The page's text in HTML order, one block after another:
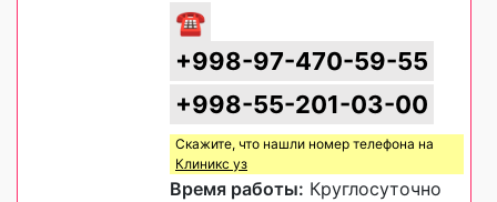
☎
+998-97-470-59-55
+998-55-201-03-00
Скажите, что нашли номер телефона на
Клиникс уз
Время работы: Круглосуточно